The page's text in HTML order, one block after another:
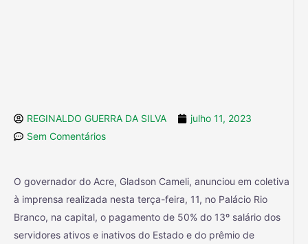
REGINALDO GUERRA DA SILVA
julho 11, 2023
Sem Comentários
O governador do Acre, Gladson Cameli, anunciou em coletiva
à imprensa realizada nesta terça-feira, 11, no Palácio Rio
Branco, na capital, o pagamento de 50% do 13º salário dos
servidores ativos e inativos do Estado e do prêmio de